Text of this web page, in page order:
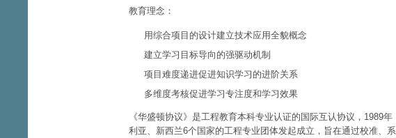
教育理念：
用综合项目的设计建立技术应用全貌概念
建立学习目标导向的强驱动机制
项目难度递进促进知识学习的进阶关系
多维度考核促进学习专注度和学习效果
《华盛顿协议》是工程教育本科专业认证的国际互认协议，1989
利亚、新西兰6个国家的工程专业团体发起成立，旨在通过校准、